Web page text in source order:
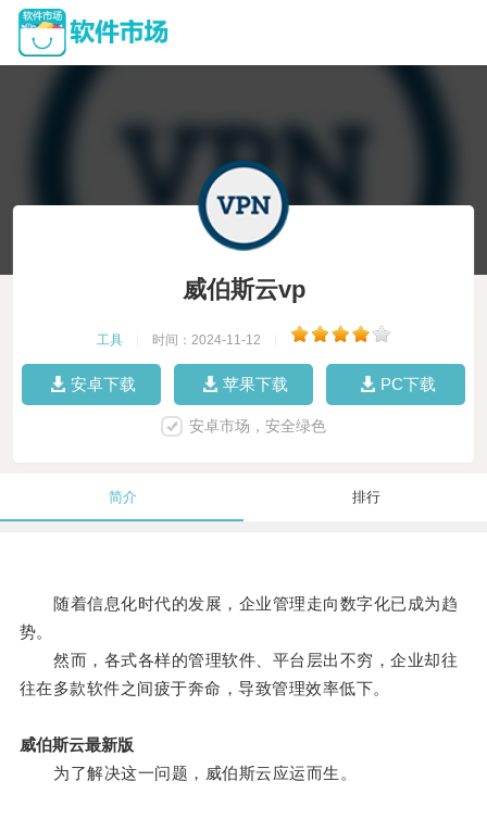
威伯斯云vp
工具 时间：2024-11-12
安卓下载 苹果下载 PC下载
安卓市场，安全绿色
简介 排行
随着信息化时代的发展，企业管理走向数字化已成为趋
势。
然而，各式各样的管理软件、平台层出不穷，企业却往
往在多款软件之间疲于奔命，导致管理效率低下。
威伯斯云最新版
为了解决这一问题，威伯斯云应运而生。